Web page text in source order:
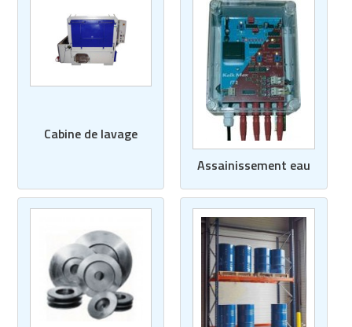
Cabine de lavage
Assainissement eau